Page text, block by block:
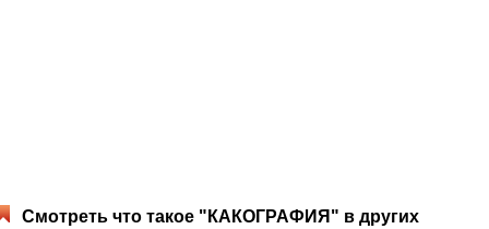
Смотреть что такое "КАКОГРАФИЯ" в других